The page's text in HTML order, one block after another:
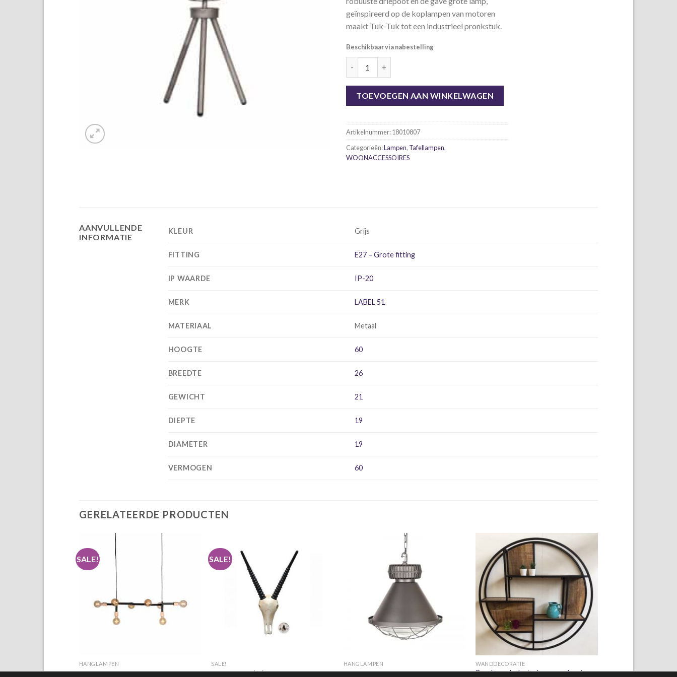
geïnspireerd op de koplampen van motoren
maakt Tuk-Tuk tot een industrieel pronkstuk.
Beschikbaar via nabestelling
TOEVOEGEN AAN WINKELWAGEN
Artikelnummer:18010807
Categorieën:Lampen, Tafellampen,
WOONACCESSOIRES
AANVULLENDE
INFORMATIE
KLEUR Grijs
FITTING E27 – Grote fitting
IP WAARDE IP-20
MERK LABEL 51
MATERIAAL Metaal
HOOGTE 60
BREEDTE 26
GEWICHT 21
DIEPTE 19
DIAMETER 19
VERMOGEN 60
GERELATEERDE PRODUCTEN
SALE!
HANGLAMPEN
Hanglamp Loco
SALE!
SALE!
Houten skull ( B ) van Brix
HANGLAMPEN
Hanglamp Duisburg
WANDDECORATIE
Rond wandrek staal + mangohout,